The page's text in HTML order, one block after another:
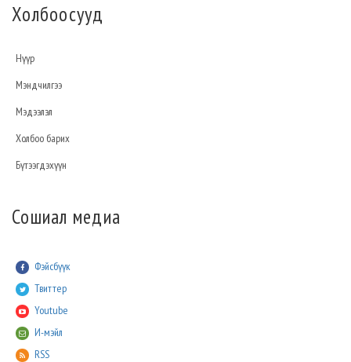
Холбоосууд
Нүүр
Мэндчилгээ
Мэдээлэл
Холбоо барих
Бүтээгдэхүүн
Сошиал медиа
Фэйсбүүк
Твиттер
Youtube
И-мэйл
RSS